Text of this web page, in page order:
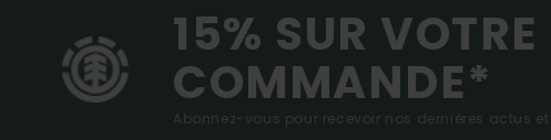
15% SUR
COMMANDE*
Abonnez-vous pour recevoir nos dernières actus et